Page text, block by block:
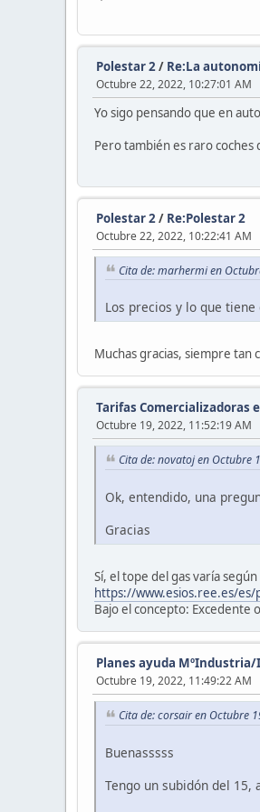
Polestar 2/ Re:La
Octubre 22, 2022, 10:27:01 AM
Yo sigo pensando que en
Pero también es raro
Polestar 2/ Re:Polestar 2
Octubre 22, 2022, 10:22:41 AM
Cita de: marhermi en
Los precios y lo que
Muchas gracias, siempre tan
Tarifas Comercializadoras
Octubre 19, 2022, 11:52:19 AM
Cita de: novatoj en Octubre
Ok, entendido, una
Gracias
Sí, el tope del gas varía
https://www.esios.ree.es/es/
Bajo el concepto: Excedente
Planes ayuda MºIndustria/
Octubre 19, 2022, 11:49:22 AM
Cita de: corsair en Octubre
Buenasssss
Tengo un subidón del 15,